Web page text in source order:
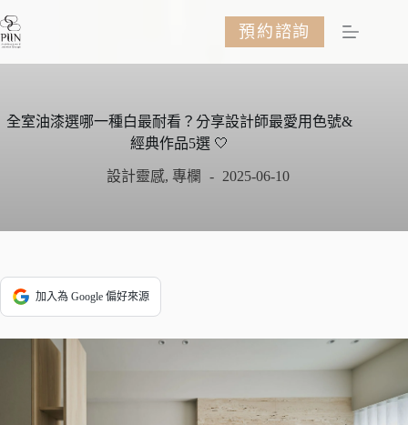
至
容
預約諮詢
全室油漆選哪一種白最耐看？分享設計師最愛用色號&
經典作品5選 🤍
設計靈感, 專欄 2025-06-10
加入為 Google 偏好來源